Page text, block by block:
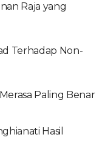
Raja yang
Terhadap Non-
Paling Benar
Hasil